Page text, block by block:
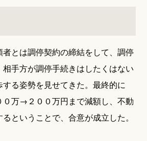
とは調停契約の締結をして、調停
手方が調停手続きはしたくはない
る姿勢を見せてきた。最終的に
０万→２００万円まで減額し、不動
ということで、合意が成立した。